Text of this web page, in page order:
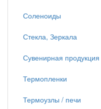
Соленоиды
Стекла, Зеркала
Сувенирная продукция
Термопленки
Термоузлы / печи